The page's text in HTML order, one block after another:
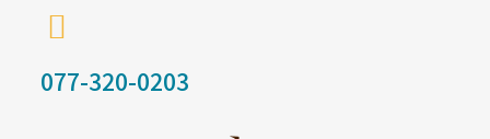
077-320-0203